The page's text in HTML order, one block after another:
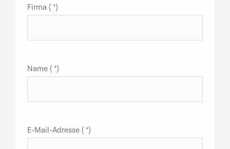
Firma ( *)
Name ( *)
E-Mail-Adresse ( *)